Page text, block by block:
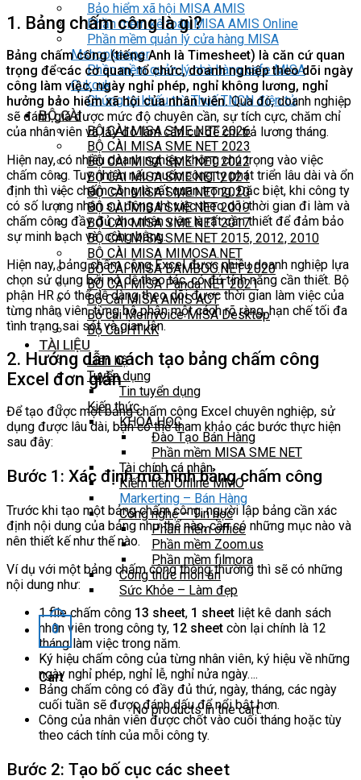
Bảo hiểm xã hội MISA AMIS
Phần mềm kế toán MISA AMIS Online
Phần mềm quản lý cửa hàng MISA
Mshopkeeper
Phần mềm quản lý nhà hàng cafe MISA
Cukcuk
Chứng từ khấu trừ Thuế TNCN điện tử
BỘ CÀI
BỘ CÀI MISA SME NET 2026
BỘ CÀI MISA SME NET 2023
BỘ CÀI MISA SME.NET 2022
BỘ CÀI MISA SME.NET 2021
BỘ CÀI MISA SME.NET 2020
BỘ CÀI MISA SME.NET 2019
BỘ CÀI MISA SME.NET 2017
BỘ CÀI MISA SME.NET 2015, 2012, 2010
BỘ CÀI MISA MIMOSA.NET
BỘ CÀI MISA BAMBOO.NET 2020
BỘ CÀI MISA Panda.NET 2021
Bộ Cài MISA AMIS ACT
Bộ cài Meinvoice MISA Desktop
Bộ Cài HTKK
TÀI LIỆU
Liên hệ
Tuyển dụng
Tin tuyển dụng
Kiến thức
KHÓA HỌC
Đào Tạo Bán Hàng
Phần mềm MISA SME NET
Tài chính cá nhân
Kiếm tiền Online MMO
Markerting – Bán Hàng
Công nghệ – Tin học
Phần mềm office
Phần mềm Zoom.us
Phần mềm filmora
Công thức món ăn
Sức Khỏe – Làm đẹp
0
Cart
No products in the cart.
1. Bảng chấm công là gì?
Bảng chấm công (tiếng Anh là Timesheet) là căn cứ quan
trọng để các cơ quan, tổ chức, doanh nghiệp theo dõi ngày
công làm việc, ngày nghỉ phép, nghỉ không lương, nghỉ
hưởng bảo hiểm xã hội của nhân viên.Qua đó, doanh nghiệp
sẽ đánh giá được mức độ chuyên cần, sự tích cực, chăm chỉ
của nhân viên và lấy đó làm căn cứ để chi trả lương tháng.
Hiện nay, có nhiều doanh nghiệp không chú trọng vào việc
chấm công. Tuy nhiên nếu muốn công ty phát triển lâu dài và ổn
định thì việc chấm công là rất quan trọng. Đặc biệt, khi công ty
có số lượng nhân sự đông thì việc theo dõi thời gian đi làm và
chấm công đầy đủ cho nhân viên là rất cần thiết để đảm bảo
sự minh bạch và công bằng.
Hiện nay, bảng chấm công Excel được nhiều doanh nghiệp lựa
chọn sử dụng bởi nó dễ thao tác, có đủ tính năng cần thiết. Bộ
phận HR có thể dễ dàng theo dõi được thời gian làm việc của
từng nhân viên, từng bộ phận một cách rõ ràng, hạn chế tối đa
tình trạng sai sót và gian lận.
2. Hướng dẫn cách tạo bảng chấm công
Excel đơn giản
Để tạo được một bảng chấm công Excel chuyên nghiệp, sử
dụng được lâu dài, bạn có thể tham khảo các bước thực hiện
sau đây:
Bước 1: Xác định mô hình bảng chấm công
Trước khi tạo một bảng chấm công, người lập bảng cần xác
định nội dung của bảng như thế nào, cần có những mục nào và
nên thiết kế như thế nào.
Ví dụ với một bảng chấm công thông thường thì sẽ có những
nội dung như:
1 file chấm công 13 sheet, 1 sheet liệt kê danh sách
nhân viên trong công ty, 12 sheet còn lại chính là 12
tháng làm việc trong năm.
Ký hiệu chấm công của từng nhân viên, ký hiệu về những
ngày nghỉ phép, nghỉ lễ, nghỉ nửa ngày….
Bảng chấm công có đầy đủ thứ, ngày, tháng, các ngày
cuối tuần sẽ được đánh dấu để nổi bật hơn.
Công của nhân viên được chốt vào cuối tháng hoặc tùy
theo cách tính của mỗi công ty.
Bước 2: Tạo bố cục các sheet